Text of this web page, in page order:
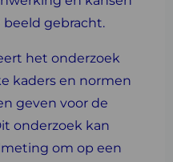
gebracht.
het onderzoek
kaders en normen
geven voor de
onderzoek kan
om op een